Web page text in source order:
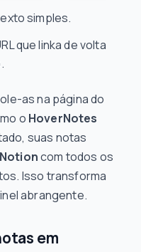
simples.
que linka de volta
as na página do
o HoverNotes
suas notas
com todos os
Isso transforma
abrangente.
em